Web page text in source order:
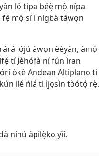
ló tipa bẹ́ẹ̀ mọ̀ nípa
mọ̀ sí i nígbà táwọn
lójú àwọn èèyàn, àmọ́
tí Jèhófà ní fún ìran
òkè Andean Altiplano ti
ilé ńlá ti ìjọsìn tòótọ́ rẹ̀.
nínú àpilẹ̀kọ yìí.